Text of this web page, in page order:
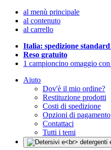
al menù principale
al contenuto
al carrello
Italia: spedizione
Reso gratuito
1 campioncino omaggio
Aiuto
Dov'è il mio ordine?
Restituzione prodotti
Costi di spedizione
Opzioni di pagamento
Contattaci
Tutti i temi